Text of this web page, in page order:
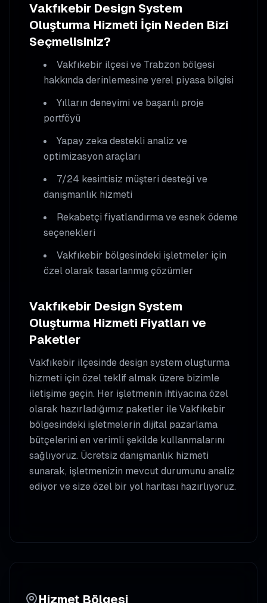
Vakfıkebir Design System
Oluşturma Hizmeti İçin Neden Bizi
Seçmelisiniz?
Vakfıkebir ilçesi ve Trabzon bölgesi
hakkında derinlemesine yerel piyasa bilgisi
Yılların deneyimi ve başarılı proje
portföyü
Yapay zeka destekli analiz ve
optimizasyon araçları
7/24 kesintisiz müşteri desteği ve
danışmanlık hizmeti
Rekabetçi fiyatlandırma ve esnek ödeme
seçenekleri
Vakfıkebir bölgesindeki işletmeler için
özel olarak tasarlanmış çözümler
Vakfıkebir Design System
Oluşturma Hizmeti Fiyatları ve
Paketler
Vakfıkebir ilçesindedesign system oluşturma
hizmeti için özel teklif almak üzere bizimle
iletişime geçin. Her işletmenin ihtiyacına özel
olarak hazırladığımız paketler ileVakfıkebir
bölgesindeki işletmelerin dijital pazarlama
bütçelerini en verimli şekilde kullanmalarını
sağlıyoruz. Ücretsiz danışmanlık hizmeti
sunarak, işletmenizin mevcut durumunu analiz
ediyor ve size özel bir yol haritası hazırlıyoruz.
Hizmet Bölgesi